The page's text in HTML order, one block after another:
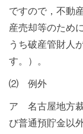
ですので，不動
産売却等のため
うち破産管財人
す。）。
⑵ 例外
ア 名古屋地方
び普通預貯金以